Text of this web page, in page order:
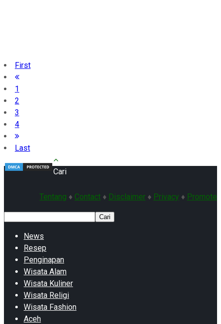
First
1
2
3
4
Last
Tentang ♦ Contact ♦ Disclaimer ♦ Privacy ♦ Promote
Cari
Cari
News
Resep
Penginapan
Wisata Alam
Wisata Kuliner
Wisata Religi
Wisata Fashion
Aceh